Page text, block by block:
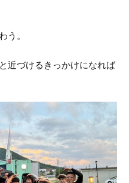
う。
近づけるきっかけになれば